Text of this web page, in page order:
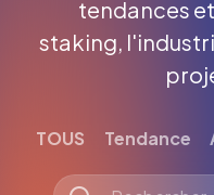
tendances
staking,
TOUS Tendance